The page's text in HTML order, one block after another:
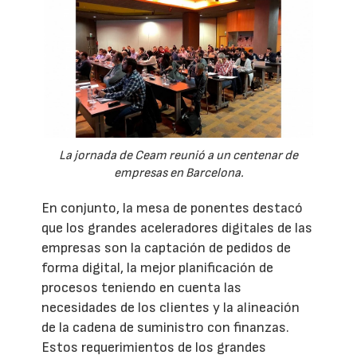
La jornada de Ceam reunió a un centenar de
empresas en Barcelona.
En conjunto, la mesa de ponentes destacó
que los grandes aceleradores digitales de las
empresas son la captación de pedidos de
forma digital, la mejor planificación de
procesos teniendo en cuenta las
necesidades de los clientes y la alineación
de la cadena de suministro con finanzas.
Estos requerimientos de los grandes